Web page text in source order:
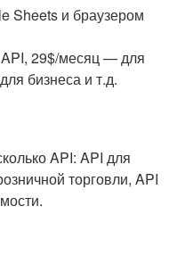
Sheets и браузером
29$/месяц — для
бизнеса и т.д.
API: API для
торговли, API